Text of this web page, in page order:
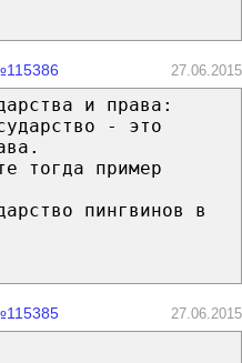
27.06.2015
и права:
- это
тогда пример
пингвинов в
27.06.2015